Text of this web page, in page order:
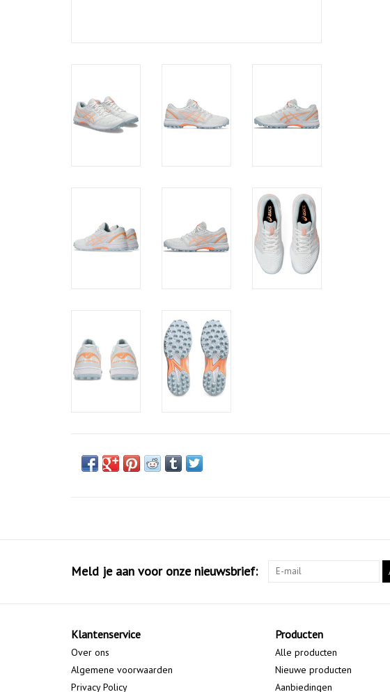
Meld je aan voor onze nieuwsbrief:
Klantenservice
Over ons
Algemene voorwaarden
Privacy Policy
Producten
Alle producten
Nieuwe producten
Aanbiedingen